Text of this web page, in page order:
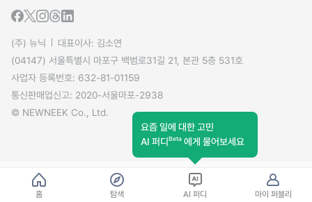
(주) 뉴닉
대표이사: 김소연
(04147) 서울특별시 마포구 백범로31길 21, 본관 5층 531호
사업자 등록번호: 632-81-01159
통신판매업신고: 2020-서울마포-2938
© NEWNEEK Co., Ltd.
홈 탐색
요즘 일에 대한 고민
AI 퍼디Beta 에게 물어보세요
AI 퍼디 마이 퍼블리